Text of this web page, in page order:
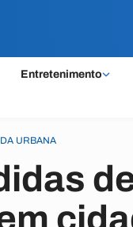
Entretenimento
URBANA